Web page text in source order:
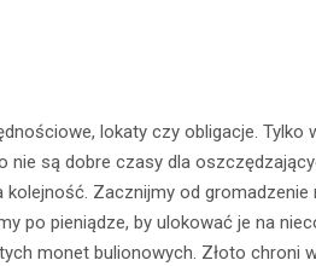
lokaty czy obligacje. Tylko
nie są dobre czasy dla
Zacznijmy od gromadzenie
po pieniądze, by ulokować je na
monet bulionowych. Złoto chroni